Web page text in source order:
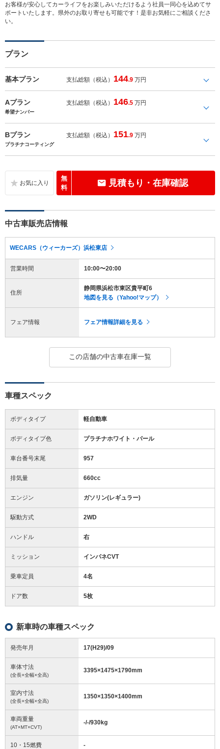
お客様が安心してカーライフをお楽しみいただけるよう社員一同心を込めてサ
ポートいたします。県外のお取り寄せも可能です！是非お気軽にご相談くださ
い。
プラン
基本プラン 支払総額（税込） 144.9 万円
Aプラン 支払総額（税込） 146.5 万円
希望ナンバー
Bプラン 支払総額（税込） 151.9 万円
プラチナコーティング
無
料
見積もり・在庫確認
中古車販売店情報
WECARS（ウィーカーズ）浜松東店
営業時間 10:00〜20:00
住所
静岡県浜松市東区貴平町6
地図を見る（Yahoo!マップ）
フェア情報 フェア情報詳細を見る
この店舗の中古車在庫一覧
車種スペック
ボディタイプ 軽自動車
ボディタイプ色 プラチナホワイト・パール
車台番号末尾 957
排気量 660cc
エンジン ガソリン(レギュラー)
駆動方式 2WD
ハンドル 右
ミッション インパネCVT
乗車定員 4名
ドア数 5枚
新車時の車種スペック
発売年月 17(H29)/09
車体寸法
(全長×全幅×全高)
3395×1475×1790mm
室内寸法
(全長×全幅×全高)
1350×1350×1400mm
車両重量
(AT×MT×CVT)
-/-/930kg
10・15燃費 -